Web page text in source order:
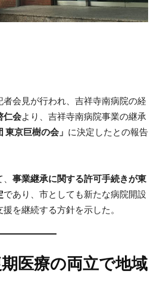
会見が行われ、吉祥寺南病院の経
仁会より、吉祥寺南病院事業の継承
東京巨樹の会」 に決定したとの報告
事業継承に関する許可手続きが東
であり、市としても新たな病院開設
を継続する方針を示した。
医療の両立で地域